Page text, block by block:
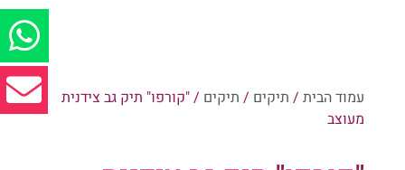
עמוד הבית/ תיקים / תיקים / "קורפו" תיק גב צידנית
מעוצב